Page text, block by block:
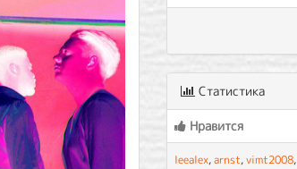
Статистика
Нравится
leealex,arnst,vimt2008,